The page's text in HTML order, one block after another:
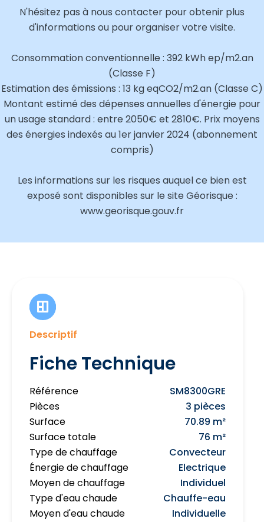
N'hésitez pas à nous contacter pour obtenir plus
d'informations ou pour organiser votre visite.
Consommation conventionnelle : 392 kWh ep/m2.an
(Classe F)
Estimation des émissions : 13 kg eqCO2/m2.an (Classe C)
Montant estimé des dépenses annuelles d'énergie pour
un usage standard : entre 2050€ et 2810€. Prix moyens
des énergies indexés au 1er janvier 2024 (abonnement
compris)
Les informations sur les risques auquel ce bien est
exposé sont disponibles sur le site Géorisque :
www.georisque.gouv.fr
Descriptif
Fiche Technique
Référence
SM8300GRE
Pièces
3 pièces
Surface
70.89 m²
Surface totale
76 m²
Type de chauffage
Convecteur
Énergie de chauffage
Electrique
Moyen de chauffage
Individuel
Type d'eau chaude
Chauffe-eau
Moyen d'eau chaude
Individuelle